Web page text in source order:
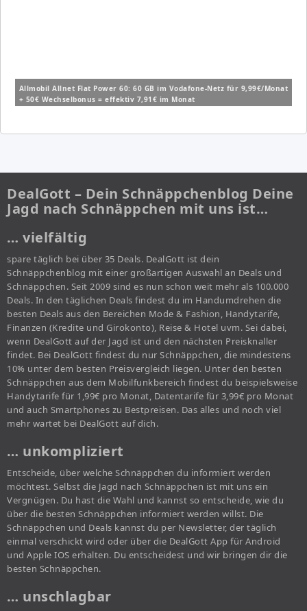
Allmobil Allnet Flat Power 60: 60 GB im Vodafone-Netz für 9,99€/Monat
+ 50€ Wechselbonus = effektiv 7,91€ im Monat
DealGott – Dein Schnäppchenblog Deine
Jagd nach Schnäppchen mit uns ist…
… vielfältig
spare täglich bei über 35 Deals. DealGott ist dein
Schnäppchenblog mit einer großartigen Auswahl an Deals und
Schnäppchen. Seit 2009 sind es nun schon weit mehr als 100.000
Deals. In den täglichen Deals findest du im Handumdrehen die
besten Deals aus den Bereichen Mode & Fashion, Handytarife,
Finanzen (Kredite und Girokonto), Reise & Hotel uvm. Sei dabei,
wenn DealGott auf der Jagd ist und den nächsten Preisknaller
findet. Bei DealGott findest du nur Schnäppchen, die mindestens
10% unter dem besten Preisvergleich liegen. Unter den besten
Schnäppchen aus dem Mobilfunkbereich findest du beispielsweise
Handytarife für 1,99€ pro Monat, Datentarife für 3,99€ pro Monat
und auch Smartphones zu Bestpreisen. Das alles und noch viel
mehr wartet bei DealGott auf dich.
… unkompliziert
Entscheide, über welche Schnäppchen du informiert werden
möchtest. Selbst die Jagd nach Schnäppchen ist mit uns ein
Vergnügen. Du hast die Wahl und kannst so entscheide, wie du
über die besten Schnäppchen informiert werden willst. Die
Schnäppchen und Deals kannst du per Newsletter, der täglich
einmal verschickt wird oder über die DealGott App für Android
und Apple IOS erhalten. Du entscheidest und wir bringen dir die
besten Schnäppchen.
… unschlagbar